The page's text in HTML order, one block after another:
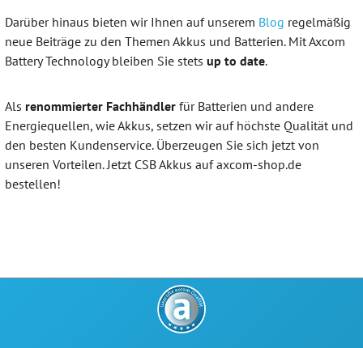
Darüber hinaus bieten wir Ihnen auf unserem Blog regelmäßig
neue Beiträge zu den Themen Akkus und Batterien. Mit Axcom
Battery Technology bleiben Sie stets up to date.
Als renommierter Fachhändler für Batterien und andere
Energiequellen, wie Akkus, setzen wir auf höchste Qualität und
den besten Kundenservice. Überzeugen Sie sich jetzt von
unseren Vorteilen. Jetzt CSB Akkus auf axcom-shop.de
bestellen!